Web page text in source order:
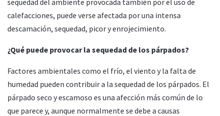
calefacciones, puede verse afectada por una intensa
descamación, sequedad, picor y enrojecimiento.
¿Qué puede provocar la sequedad de los párpados?
Factores ambientales como el frío, el viento y la falta de
humedad pueden contribuir a la sequedad de los párpados. El
párpado seco y escamoso es una afección más común de lo
que parece y, aunque normalmente se debe a causas